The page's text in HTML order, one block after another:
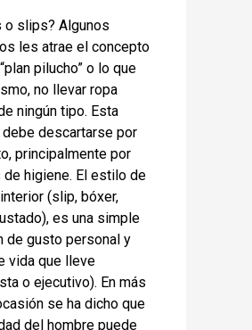
o slips? Algunos
les atrae el concepto
pilucho” o lo que
no llevar ropa
ningún tipo. Esta
descartarse por
principalmente por
de higiene. El estilo de
(slip, bóxer,
es una simple
de gusto personal y
vida que lleve
o ejecutivo). En más
se ha dicho que
del hombre puede